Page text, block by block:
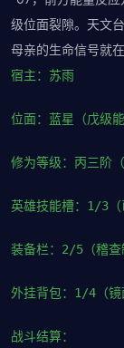
级位面裂隙。天文
母亲的生命信号就
宿主：苏雨
位面：蓝星（戊级能
修为等级：丙三阶
英雄技能槽：1/3（
装备栏：2/5（稽查
外挂背包：1/4（镜
战斗结算：